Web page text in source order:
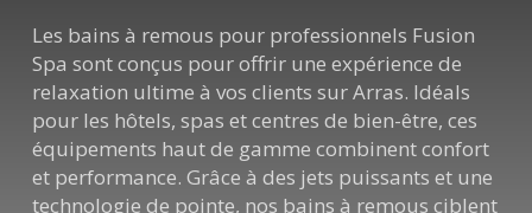
Les bains à remous pour professionnels Fusion
Spa sont conçus pour offrir une expérience de
relaxation ultime à vos clients sur Arras. Idéals
pour les hôtels, spas et centres de bien-être, ces
équipements haut de gamme combinent confort
et performance. Grâce à des jets puissants et une
technologie de pointe, nos bains à remous ciblent